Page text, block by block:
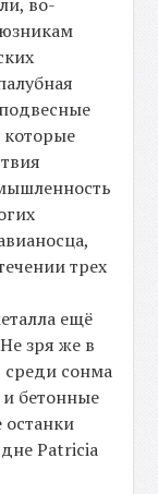
во-
трех
ещё
зря же в
сонма
бетонные
Patricia